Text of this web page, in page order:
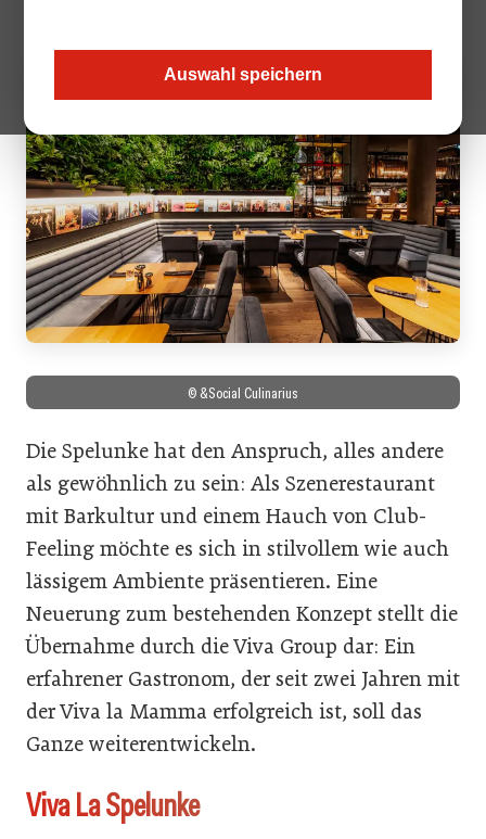
Auswahl speichern
© &Social Culinarius
Die Spelunke hat den Anspruch, alles andere
als gewöhnlich zu sein: Als Szenerestaurant
mit Barkultur und einem Hauch von Club-
Feeling möchte es sich in stilvollem wie auch
lässigem Ambiente präsentieren. Eine
Neuerung zum bestehenden Konzept stellt die
Übernahme durch die Viva Group dar: Ein
erfahrener Gastronom, der seit zwei Jahren mit
der Viva la Mamma erfolgreich ist, soll das
Ganze weiterentwickeln.
Viva La Spelunke